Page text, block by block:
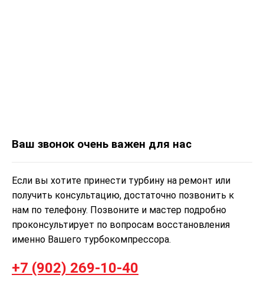
Ваш звонок очень важен для нас
Если вы хотите принести турбину на ремонт или
получить консультацию, достаточно позвонить к
нам по телефону. Позвоните и мастер подробно
проконсультирует по вопросам восстановления
именно Вашего турбокомпрессора.
+7 (902) 269-10-40